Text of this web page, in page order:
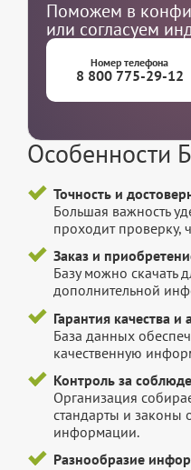
Поможем в
или согласуем
Номер телефона
8 800 775-29-12
Особенности
Точность и
Большая важность
проходит проверку,
Заказ и
Базу можно скачать
дополнительной
Гарантия качества
База данных
качественную
Контроль за
Организация
стандарты и законы
информации.
Разнообразие